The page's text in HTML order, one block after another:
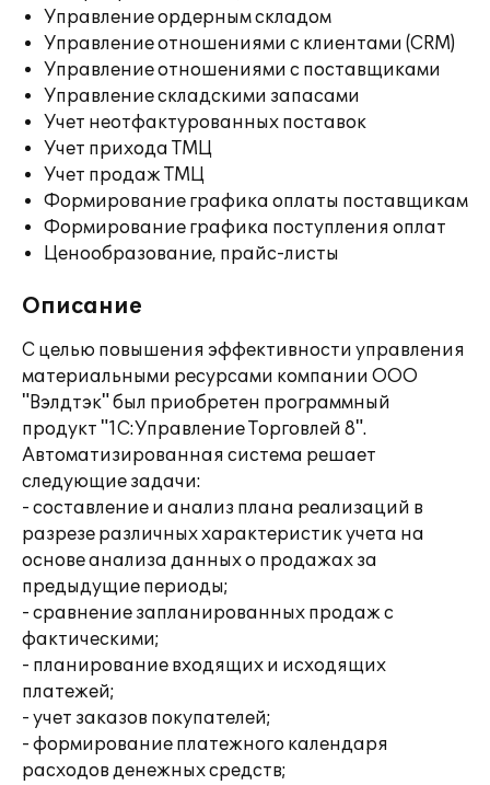
Управление ордерным складом
Управление отношениями с клиентами (CRM)
Управление отношениями с поставщиками
Управление складскими запасами
Учет неотфактурованных поставок
Учет прихода ТМЦ
Учет продаж ТМЦ
Формирование графика оплаты поставщикам
Формирование графика поступления оплат
Ценообразование, прайс-листы
Описание
С целью повышения эффективности управления
материальными ресурсами компании ООО
"Вэлдтэк" был приобретен программный
продукт "1С:Управление Торговлей 8".
Автоматизированная система решает
следующие задачи:
- составление и анализ плана реализаций в
разрезе различных характеристик учета на
основе анализа данных о продажах за
предыдущие периоды;
- сравнение запланированных продаж с
фактическими;
- планирование входящих и исходящих
платежей;
- учет заказов покупателей;
- формирование платежного календаря
расходов денежных средств;